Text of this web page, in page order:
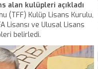
alan kulüpleri açıkladı
(TFF) Kulüp Lisans Kurulu,
Lisansı ve Ulusal Lisans
belirledi.